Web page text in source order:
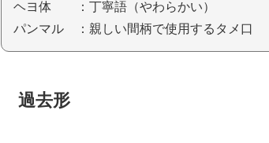
ヘヨ体 ：丁寧語（やわらかい）
パンマル ：親しい間柄で使用するタメ口
過去形